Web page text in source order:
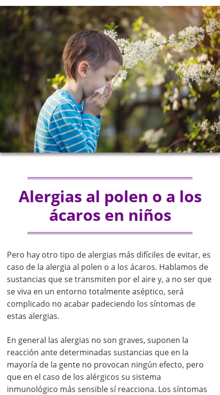
Alergias al polen o a los
ácaros en niños
Pero hay otro tipo de alergias más difíciles de evitar, es
caso de la alergia al polen o a los ácaros. Hablamos de
sustancias que se transmiten por el aire y, a no ser que
se viva en un entorno totalmente aséptico, será
complicado no acabar padeciendo los síntomas de
estas alergias.
En general las alergias no son graves, suponen la
reacción ante determinadas sustancias que en la
mayoría de la gente no provocan ningún efecto, pero
que en el caso de los alérgicos su sistema
inmunológico más sensible sí reacciona. Los síntomas